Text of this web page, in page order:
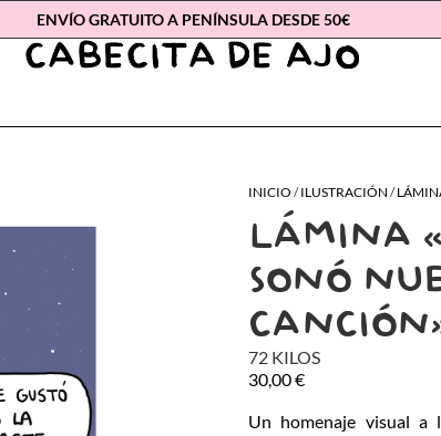
ENVÍO GRATUITO A PENÍNSULA DESDE 50€
INICIO /ILUSTRACIÓN /
LÁMINA
SONÓ
72 KILOS
30,00€
Un homenaje visual a